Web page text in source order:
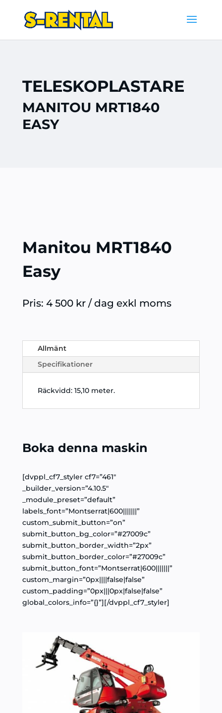
TELESKOPLASTARE
MANITOU MRT1840
EASY
Manitou MRT1840
Easy
Pris: 4 500 kr / dag exkl moms
Allmänt
Specifikationer
Räckvidd: 15,10 meter.
Boka denna maskin
[dvppl_cf7_styler cf7=”461″
_builder_version=”4.10.5″
_module_preset=”default”
labels_font=”Montserrat|600|||||||”
custom_submit_button=”on”
submit_button_bg_color=”#27009c”
submit_button_border_width=”2px”
submit_button_border_color=”#27009c”
submit_button_font=”Montserrat|600|||||||”
custom_margin=”0px||||false|false”
custom_padding=”0px|||0px|false|false”
global_colors_info=”{}”][/dvppl_cf7_styler]